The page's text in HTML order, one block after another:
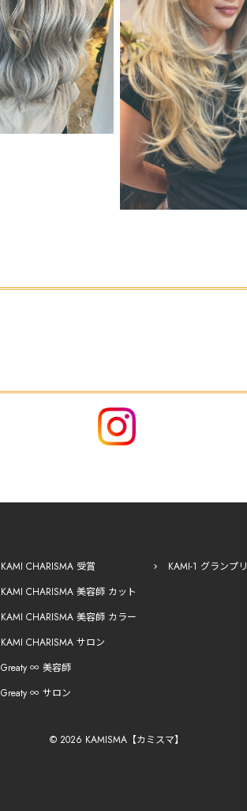
KAMI CHARISMA 受賞
KAMI CHARISMA 美容師 カット
KAMI CHARISMA 美容師 カラー
KAMI CHARISMA サロン
Greaty ∞ 美容師
Greaty ∞ サロン
KAMI-1 グランプリ
© 2026 KAMISMA【カミスマ】